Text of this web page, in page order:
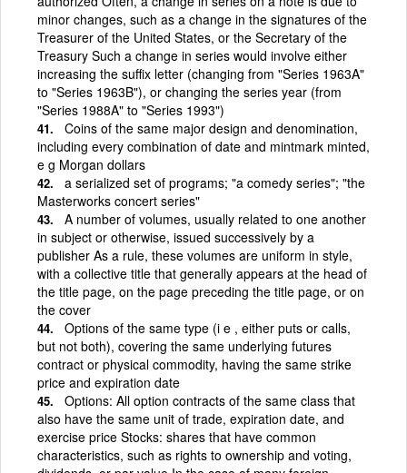
minor changes, such as a change in the signatures of the
Treasurer of the United States, or the Secretary of the
Treasury Such a change in series would involve either
increasing the suffix letter (changing from "Series 1963A"
to "Series 1963B"), or changing the series year (from
"Series 1988A" to "Series 1993")
Coins of the same major design and denomination,
including every combination of date and mintmark minted,
e g Morgan dollars
a serialized set of programs; "a comedy series"; "the
Masterworks concert series"
A number of volumes, usually related to one another
in subject or otherwise, issued successively by a
publisher As a rule, these volumes are uniform in style,
with a collective title that generally appears at the head of
the title page, on the page preceding the title page, or on
the cover
Options of the same type (i e , either puts or calls,
but not both), covering the same underlying futures
contract or physical commodity, having the same strike
price and expiration date
Options: All option contracts of the same class that
also have the same unit of trade, expiration date, and
exercise price Stocks: shares that have common
characteristics, such as rights to ownership and voting,